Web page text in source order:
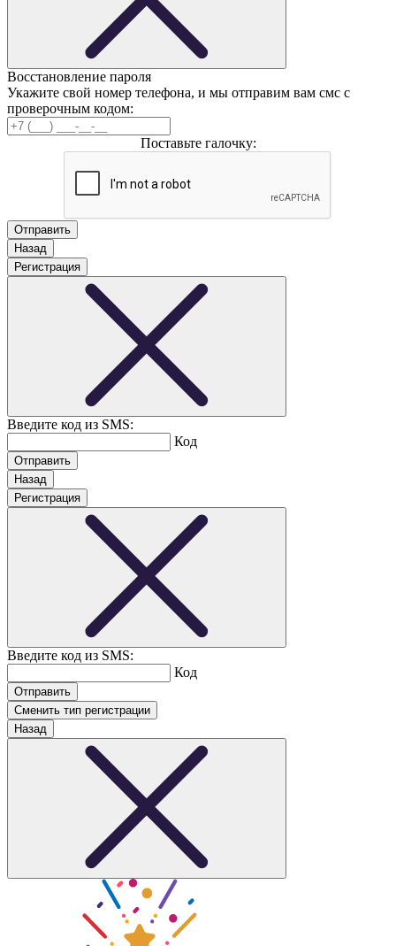
Восстановление пароля
Укажите свой номер телефона, и мы отправим вам смс с
проверочным кодом:
Поставьте галочку:
Назад
Регистрация
Введите код из SMS:
Код
Назад
Регистрация
Введите код из SMS:
Код
Сменить тип регистрации
Назад